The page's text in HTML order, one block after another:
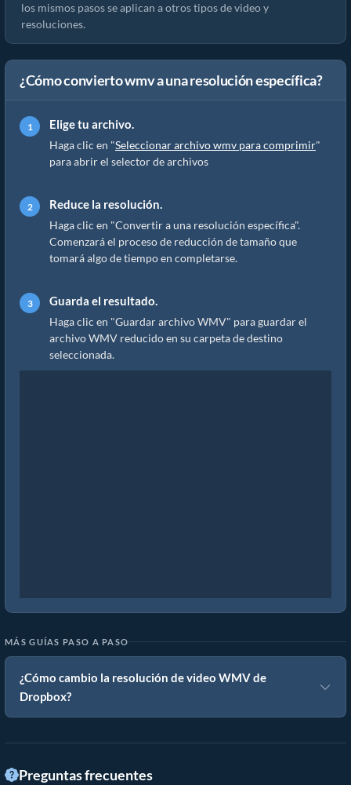
los mismos pasos se aplican a otros tipos de video y
resoluciones.
¿Cómo convierto wmv a una resolución específica?
Elige tu archivo.
Haga clic en "Seleccionar archivo wmv para comprimir"
para abrir el selector de archivos
Reduce la resolución.
Haga clic en "Convertir a una resolución específica".
Comenzará el proceso de reducción de tamaño que
tomará algo de tiempo en completarse.
Guarda el resultado.
Haga clic en "Guardar archivo WMV" para guardar el
archivo WMV reducido en su carpeta de destino
seleccionada.
MÁS GUÍAS PASO A PASO
¿Cómo cambio la resolución de video WMV de
Dropbox?
Preguntas frecuentes